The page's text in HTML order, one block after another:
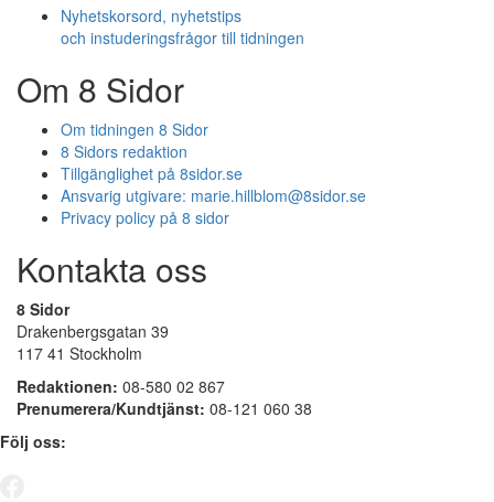
Nyhetskorsord, nyhetstips
och instuderingsfrågor till tidningen
Om 8 Sidor
Om tidningen 8 Sidor
8 Sidors redaktion
Tillgänglighet på 8sidor.se
Ansvarig utgivare: marie.hillblom@8sidor.se
Privacy policy på 8 sidor
Kontakta oss
8 Sidor
Drakenbergsgatan 39
117 41 Stockholm
Redaktionen: 08-580 02 867
Prenumerera/Kundtjänst: 08-121 060 38
Följ oss: